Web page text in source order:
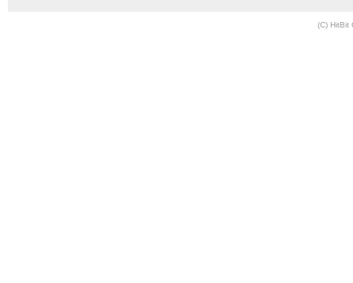
(C) HitBit